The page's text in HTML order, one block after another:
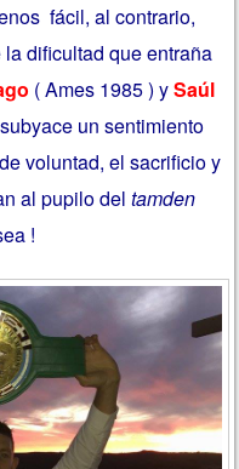
fácil, al contrario,
dificultad que entraña
( Ames 1985 ) ySaúl
un sentimiento
voluntad, el sacrificio y
al pupilo deltamden
!